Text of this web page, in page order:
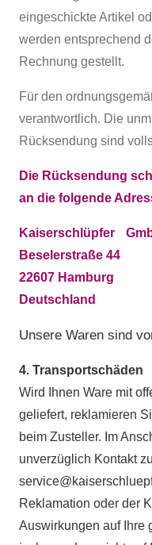
eingeschickte Artikel
werden entsprechend
Rechnung gestellt.
Für den
verantwortlich. Die
Rücksendung sind
Die Rücksendung
an die folgende
Kaiserschlüpfer
Beselerstraße 44
22607 Hamburg
Deutschland
Unsere Waren sind
4. Transportschäden
Wird Ihnen Ware mit
geliefert, reklamieren
beim Zusteller. Im
unverzüglich Kontakt
Reklamation oder der
Auswirkungen auf Ihre